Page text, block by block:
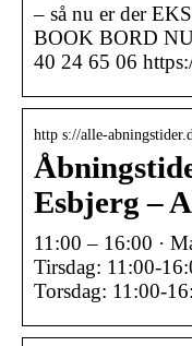
– så nu er der
BOOK BORD
40 24 65 06
http s://alle-
Esbjerg –
11:00 – 16:00 ·
Tirsdag: 11:00-
Torsdag: 11:00-